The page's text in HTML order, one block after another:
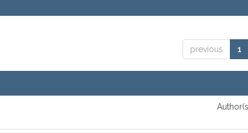
previous 1